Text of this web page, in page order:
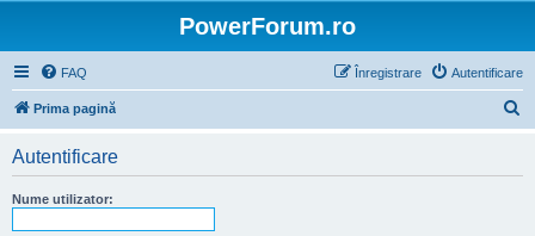
PowerForum.ro
FAQ Autentificare
Înregistrare
Prima pagină
Autentificare
Nume utilizator: